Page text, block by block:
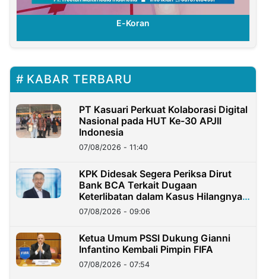
E-Koran
KABAR TERBARU
PT Kasuari Perkuat Kolaborasi Digital
Nasional pada HUT Ke-30 APJII
Indonesia
07/08/2026 - 11:40
KPK Didesak Segera Periksa Dirut
Bank BCA Terkait Dugaan
Keterlibatan dalam Kasus Hilangnya
Dana Nasabah Rp2,58 Miliar
07/08/2026 - 09:06
Ketua Umum PSSI Dukung Gianni
Infantino Kembali Pimpin FIFA
07/08/2026 - 07:54